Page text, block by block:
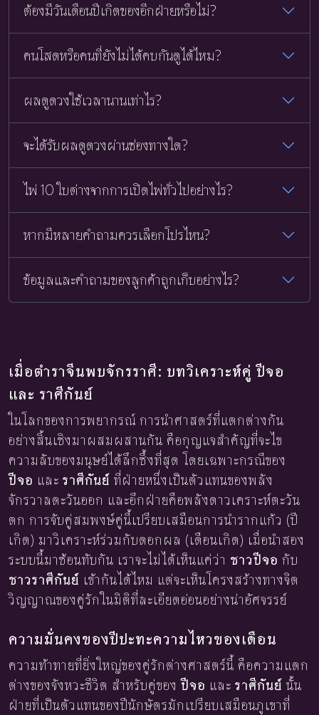
ต้องมีวันเดือนปีเกิดของอีกฝ่ายหรือไม่?
คนโสดหรือคนที่ยังไม่ได้คบกันดูได้ไหม?
ผลดูดวงใช้เวลานานเท่าไร?
จะได้รับผลดูดวงผ่านช่องทางใด?
ไพ่ 10 ใบต่างจากการเปิดไพ่ทั่วไปอย่างไร?
หากมีหลายคำถามควรเลือกโปรไหน?
ข้อมูลและคำถามของลูกค้าถูกเก็บอย่างไร?
เมื่อตำราจีนพบจักรราศี: บทวิเคราะห์คู่ ปีจอ
และ ราศีกันย์
ในโลกของการพยากรณ์ การนำศาสตร์ที่แตกต่างกัน
อย่างสิ้นเชิงมาผสมผสานกัน คือกุญแจสำคัญที่จะไข
ความลับของมนุษย์ได้ลึกซึ้งที่สุด โดยเฉพาะกรณีของ
ปีจอ และ ราศีกันย์ ที่ฝ่ายหนึ่งเป็นตัวแทนของพลัง
จักรวาลตะวันออก และอีกฝ่ายคือพลังดาวเคราะห์ตะวัน
ตก การจับคู่สมพงษ์คู่นี้เปรียบเสมือนการนำรากแก้ว (ปี
เกิด) มาวิเคราะห์ร่วมกับดอกผล (เดือนเกิด) เมื่อนำสอง
ระบบนี้มาซ้อนทับกัน เราจะไม่ได้เห็นแค่ว่า ชาวปีจอ กับ
ชาวราศีกันย์ เข้ากันได้ไหม แต่จะเห็นโครงสร้างทางจิต
วิญญาณของคู่รักในมิติที่ละเอียดอ่อนอย่างน่าอัศจรรย์
ความมั่นคงของปีปะทะความไหวของเดือน
ความท้าทายที่ยิ่งใหญ่ของคู่รักต่างศาสตร์นี้ คือความแตก
ต่างของจังหวะชีวิต สำหรับคู่ของปีจอ และ ราศีกันย์ นั้น
ฝ่ายที่เป็นตัวแทนของปีนักษัตรมักเปรียบเสมือนภูเขาที่